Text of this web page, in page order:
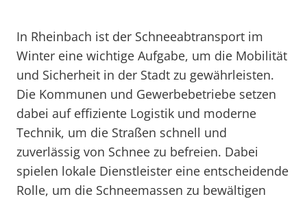
In Rheinbach ist der Schneeabtransport im
Winter eine wichtige Aufgabe, um die Mobilität
und Sicherheit in der Stadt zu gewährleisten.
Die Kommunen und Gewerbebetriebe setzen
dabei auf effiziente Logistik und moderne
Technik, um die Straßen schnell und
zuverlässig von Schnee zu befreien. Dabei
spielen lokale Dienstleister eine entscheidende
Rolle, um die Schneemassen zu bewältigen